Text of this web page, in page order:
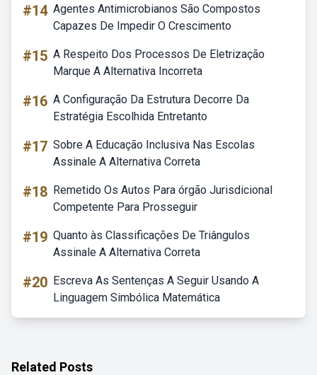
#14 Agentes Antimicrobianos São Compostos
Capazes De Impedir O Crescimento
#15 A Respeito Dos Processos De Eletrização
Marque A Alternativa Incorreta
#16 A Configuração Da Estrutura Decorre Da
Estratégia Escolhida Entretanto
#17 Sobre A Educação Inclusiva Nas Escolas
Assinale A Alternativa Correta
#18 Remetido Os Autos Para órgão Jurisdicional
Competente Para Prosseguir
#19 Quanto às Classificações De Triângulos
Assinale A Alternativa Correta
#20 Escreva As Sentenças A Seguir Usando A
Linguagem Simbólica Matemática
Related Posts